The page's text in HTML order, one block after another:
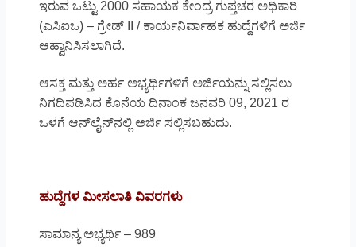
ಇರುವ ಒಟ್ಟು 2000 ಸಹಾಯಕ ಕೇಂದ್ರ ಗುಪ್ತಚರ ಅಧಿಕಾರಿ
(ಎಸಿಐಒ) – ಗ್ರೇಡ್ II / ಕಾರ್ಯನಿರ್ವಾಹಕ ಹುದ್ದೆಗಳಿಗೆ ಅರ್ಜಿ
ಆಹ್ವಾನಿಸಿಸಲಾಗಿದೆ.
ಆಸಕ್ತ ಮತ್ತು ಅರ್ಹ ಅಭ್ಯರ್ಥಿಗಳಿಗೆ ಅರ್ಜಿಯನ್ನು ಸಲ್ಲಿಸಲು
ನಿಗದಿಪಡಿಸಿದ ಕೊನೆಯ ದಿನಾಂಕ ಜನವರಿ 09, 2021 ರ
ಒಳಗೆ ಆನ್‌ಲೈನ್‌ನಲ್ಲಿ ಅರ್ಜಿ ಸಲ್ಲಿಸಬಹುದು.
ಹುದ್ದೆಗಳ ಮೀಸಲಾತಿ ವಿವರಗಳು
ಸಾಮಾನ್ಯ ಅಭ್ಯರ್ಥಿ – 989